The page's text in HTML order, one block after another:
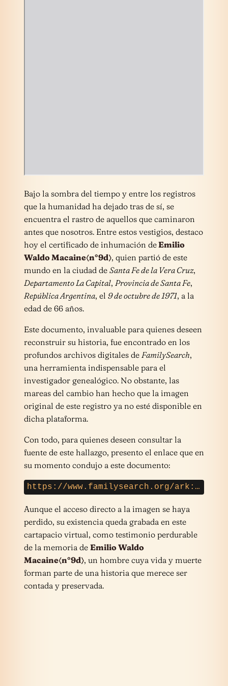
Bajo la sombra del tiempo y entre los registros
que la humanidad ha dejado tras de sí, se
encuentra el rastro de aquellos que caminaron
antes que nosotros. Entre estos vestigios, destaco
hoy el certificado de inhumación deEmilio
Waldo Macaine〈n°9d〉, quien partió de este
mundo en la ciudad de Santa Fe de la Vera Cruz,
Departamento La Capital, Provincia de Santa Fe,
República Argentina, el 9 de octubre de 1971, a la
edad de 66 años.
Este documento, invaluable para quienes deseen
reconstruir su historia, fue encontrado en los
profundos archivos digitales de FamilySearch,
una herramienta indispensable para el
investigador genealógico. No obstante, las
mareas del cambio han hecho que la imagen
original de este registro ya no esté disponible en
dicha plataforma.
Con todo, para quienes deseen consultar la
fuente de este hallazgo, presento el enlace que en
su momento condujo a este documento:
https://www.familysearch.org/ark:/61903/1:1:6851-NZ88
Aunque el acceso directo a la imagen se haya
perdido, su existencia queda grabada en este
cartapacio virtual, como testimonio perdurable
de la memoria de Emilio Waldo
Macaine〈n°9d〉, un hombre cuya vida y muerte
forman parte de una historia que merece ser
contada y preservada.